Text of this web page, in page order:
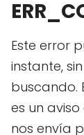
Este error
instante,
buscando.
es un
nos envía